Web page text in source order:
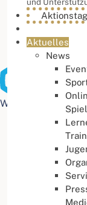
Web Accessibility
Aktionstag
Aktuelles
News